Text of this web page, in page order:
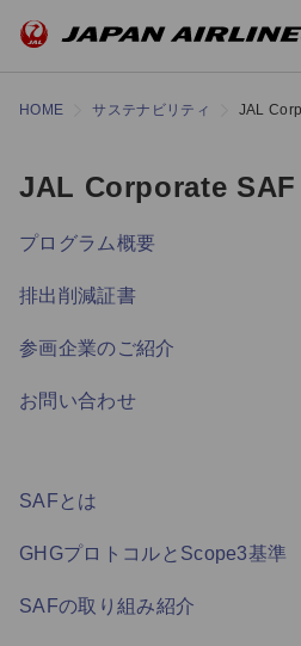
HOME サステナビリティ JAL
JAL Corporate
プログラム概要
排出削減証書
参画企業のご紹介
お問い合わせ
SAFとは
GHGプロトコルとScope3基準
SAFの取り組み紹介